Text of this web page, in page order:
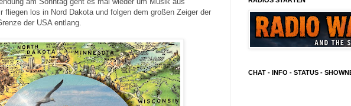
fliegen los in Nord Dakota und folgen dem großen Zeiger der
der USA entlang.
CHAT - INFO - STATUS -